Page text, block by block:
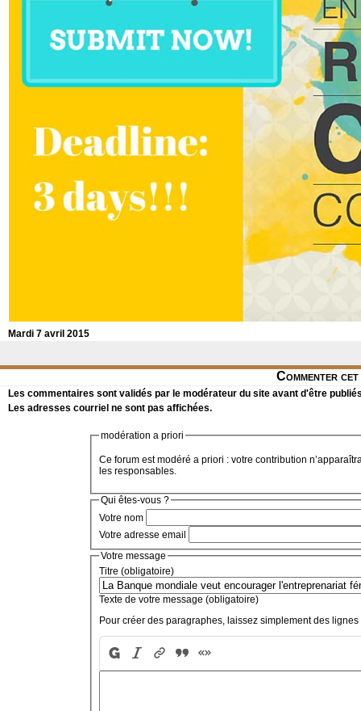
Mardi 7 avril 2015
Commenter
Les commentaires sont validés par le modérateur du site avant d'être
Les adresses courriel ne sont pas affichées.
modération a priori
Ce forum est modéré a priori : votre contribution
les responsables.
Qui êtes-vous ?
Votre nom
Votre adresse email
Votre message
Titre (obligatoire)
Texte de votre message (obligatoire)
Pour créer des paragraphes, laissez simplement des lignes